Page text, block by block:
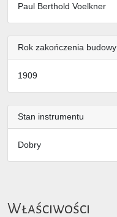
Paul Berthold Voelkner
Rok zakończenia budowy
1909
Stan instrumentu
Dobry
Właściwości